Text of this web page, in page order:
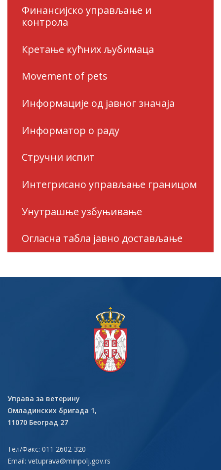
Финансијско управљање и
контрола
Кретање кућних љубимаца
Movement of pets
Информације од јавног значаја
Информатор о раду
Стручни испит
Интегрисано управљање границом
Унутрашње узбуњивање
Огласна табла јавно достављање
Управа за ветерину
Омладинских бригада 1,
11070 Београд 27
Тел/Факс: 011 2602-320
Email: vetuprava@minpolj.gov.rs